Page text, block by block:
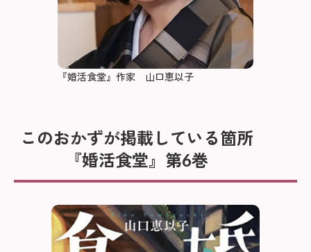
『婚活食堂』作家 山口恵以子
このおかずが掲載している箇所
『婚活食堂』第6巻